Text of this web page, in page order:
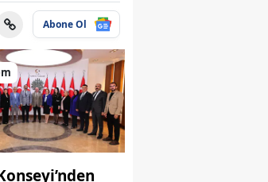
Abone Ol